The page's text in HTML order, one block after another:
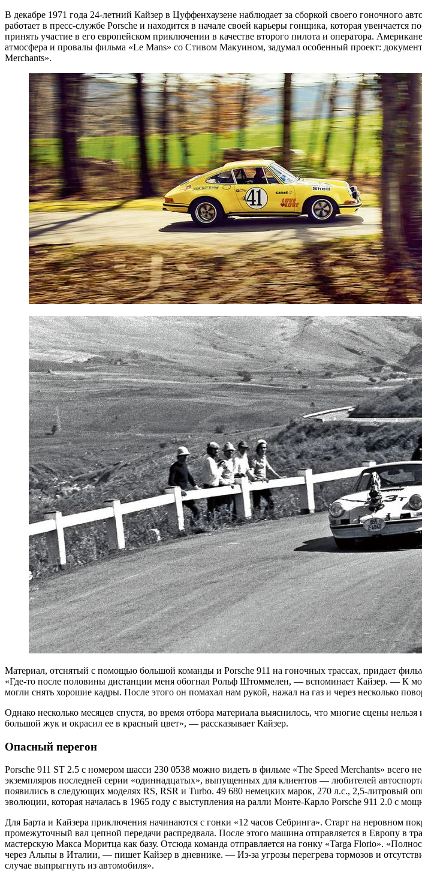
В декабре 1971 года 24-летний Кайзер в Цуффенхаузене наблюдает за сборкой своего гоночного
работает в пресс-службе Porsche и находится в начале своей карьеры гонщика, которая
принять участие в его европейском приключении в качестве второго пилота и оператора.
атмосфера и провалы фильма «Le Mans» со Стивом Макуином, задумал особенный проект:
Merchants».
Материал, отснятый с помощью большой команды и Porsche 911 на гоночных трассах, придает
«Где-то после половины дистанции меня обогнал Рольф Штоммелен, — вспоминает Кайзер. — К
могли снять хорошие кадры. После этого он помахал нам рукой, нажал на газ и через несколько
Однако несколько месяцев спустя, во время отбора материала выяснилось, что многие сцены
большой жук и окрасил ее в красный цвет», — рассказывает Кайзер.
Опасный перегон
Porsche 911 ST 2.5 с номером шасси 230 0538 можно видеть в фильме «The Speed Merchants» всего
экземпляров последней серии «одиннадцатых», выпущенных для клиентов — любителей
появились в следующих моделях RS, RSR и Turbo. 49 680 немецких марок, 270 л.с., 2,5-литровый
эволюции, которая началась в 1965 году с выступления на ралли Монте-Карло Porsche 911 2.0 с
Для Барта и Кайзера приключения начинаются с гонки «12 часов Себринга». Старт на неровном
промежуточный вал цепной передачи распредвала. После этого машина отправляется в Европу в
мастерскую Макса Моритца как базу. Отсюда команда отправляется на гонку «Targa Florio».
через Альпы в Италии, — пишет Кайзер в дневнике. — Из-за угрозы перегрева тормозов и
случае выпрыгнуть из автомобиля».